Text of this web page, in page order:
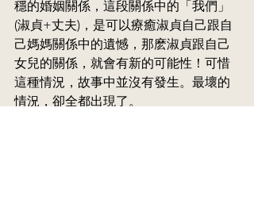
穩的婚姻關係，這段關係中的「我們」
(淑貞+丈夫)，是可以療癒淑貞自己跟自
己媽媽關係中的遺憾，那麽淑貞跟自己
女兒的關係，就會有新的可能性！可惜
這種情況，故事中並沒有發生。最壞的
情況，卻全都出現了。